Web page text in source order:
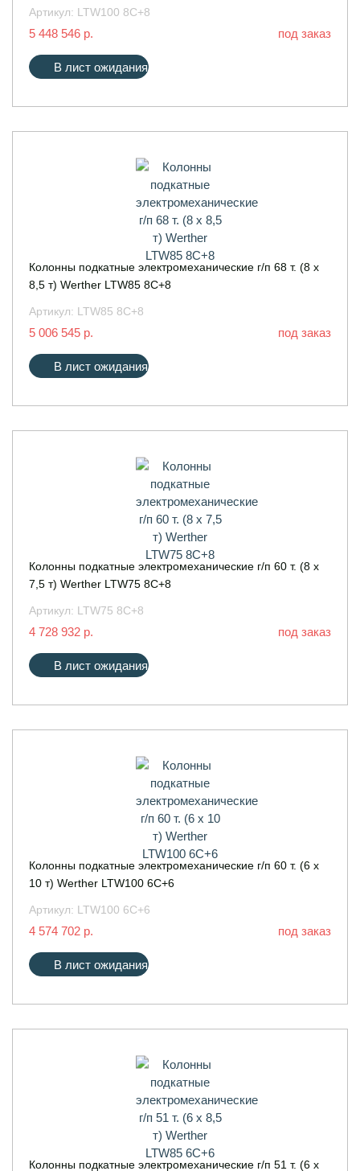
Артикул: LTW100 8C+8
5 448 546 р. под заказ
В лист ожидания
Колонны подкатные электромеханические г/п 68 т. (8 х
8,5 т) Werther LTW85 8C+8
Артикул: LTW85 8C+8
5 006 545 р. под заказ
В лист ожидания
Колонны подкатные электромеханические г/п 60 т. (8 х
7,5 т) Werther LTW75 8C+8
Артикул: LTW75 8C+8
4 728 932 р. под заказ
В лист ожидания
Колонны подкатные электромеханические г/п 60 т. (6 х
10 т) Werther LTW100 6C+6
Артикул: LTW100 6C+6
4 574 702 р. под заказ
В лист ожидания
Колонны подкатные электромеханические г/п 51 т. (6 х